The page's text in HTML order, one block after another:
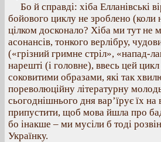
Бо й справді: хіба Елланівські
бойового циклу не зроблено (коли
цілком досконало? Хіба ми тут не
асонансів, тонкого верлібру,
(«грізний гримне стріл», «напад-
нарешті (і головне), ввесь цей
соковитими образами, які так
пореволюційну літературну
сьогоднішнього дня вар’їрує їх
припустити, щоб мова йшла про
бо інакше – ми мусіли б тоді
Українку.